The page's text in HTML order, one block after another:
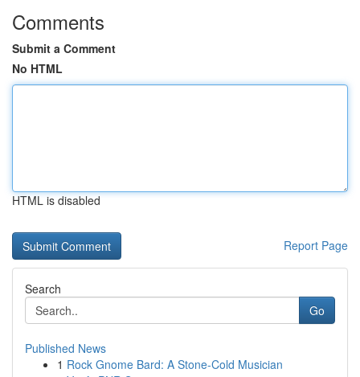
Comments
Submit a Comment
No HTML
HTML is disabled
Report Page
Search
Go
Published News
1 Rock Gnome Bard: A Stone-Cold Musician